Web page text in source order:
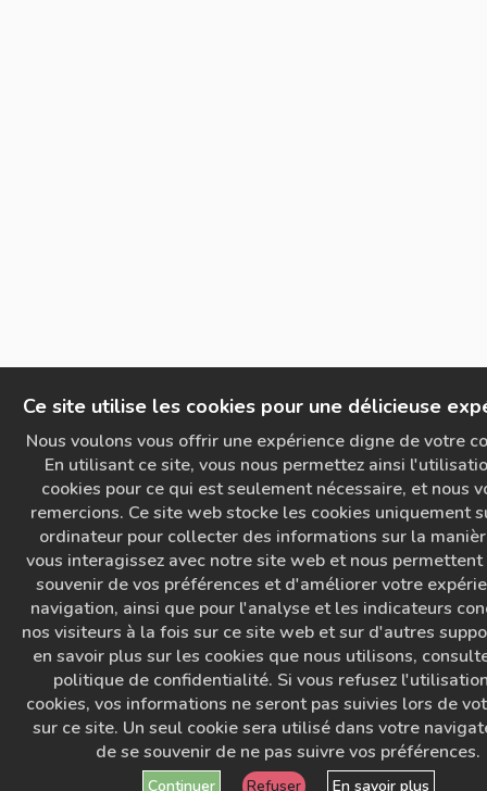
Ce site utilise les cookies pour une délicieuse
Nous voulons vous offrir une expérience digne de votre
En utilisant ce site, vous nous permettez ainsi
cookies pour ce qui est seulement nécessaire, et nous
remercions. Ce site web stocke les cookies uniquement
ordinateur pour collecter des informations sur la
vous interagissez avec notre site web et nous permettent
souvenir de vos préférences et d'améliorer votre
navigation, ainsi que pour l'analyse et les indicateurs
nos visiteurs à la fois sur ce site web et sur d'autres
en savoir plus sur les cookies que nous utilisons,
politique de confidentialité. Si vous refusez
cookies, vos informations ne seront pas suivies lors de
sur ce site. Un seul cookie sera utilisé dans votre
de se souvenir de ne pas suivre vos préférences.
Continuer Refuser En savoir plus